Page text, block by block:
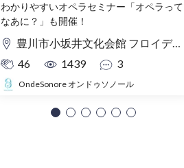
わかりやすいオペラセミナー「オペラって
なあに？」も開催！
豊川市小坂井文化会館 フロイデンホール
46
1439 3
OndeSonore オンドゥソノール